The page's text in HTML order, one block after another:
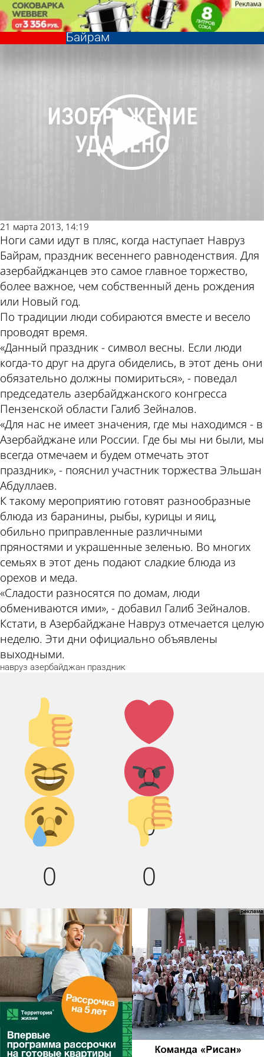
Живущие в Пензе
азербайджанцы отметили Навруз
Байрам
Общество
21 марта 2013, 14:19
Ноги сами идут в пляс, когда наступает Навруз
Байрам, праздник весеннего равноденствия. Для
азербайджанцев это самое главное торжество,
более важное, чем собственный день рождения
или Новый год.
По традиции люди собираются вместе и весело
проводят время.
«Данный праздник - символ весны. Если люди
когда-то друг на друга обиделись, в этот день они
обязательно должны помириться», - поведал
председатель азербайджанского конгресса
Пензенской области Галиб Зейналов.
«Для нас не имеет значения, где мы находимся - в
Азербайджане или России. Где бы мы ни были, мы
всегда отмечаем и будем отмечать этот
праздник», - пояснил участник торжества Эльшан
Абдуллаев.
К такому мероприятию готовят разнообразные
блюда из баранины, рыбы, курицы и яиц,
обильно приправленные различными
пряностями и украшенные зеленью. Во многих
семьях в этот день подают сладкие блюда из
орехов и меда.
«Сладости разносятся по домам, люди
обмениваются ими», - добавил Галиб Зейналов.
Кстати, в Азербайджане Навруз отмечается целую
неделю. Эти дни официально объявлены
выходными.
навруз азербайджан праздник
Палец
вверх!
0
Лайк!
0
Дикий
смех!
0
Агрессия!
0
Грусть :(
0
Палец
вниз!
0
Живущие в Пензе
Другие новости
по теме
Погода и курсы
валют в Пензе